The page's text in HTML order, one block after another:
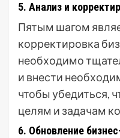
5. Анализ и
Пятым шагом
корректировка
необходимо
и внести
чтобы убедиться,
целям и задачам
6. Обновление